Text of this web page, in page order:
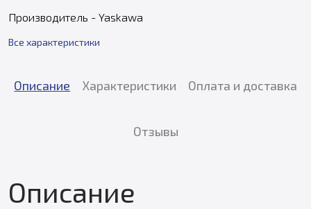
Производитель - Yaskawa
Все характеристики
Описание Характеристики Оплата и доставка
Отзывы
Описание